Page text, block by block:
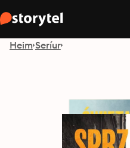
Heim Seríur